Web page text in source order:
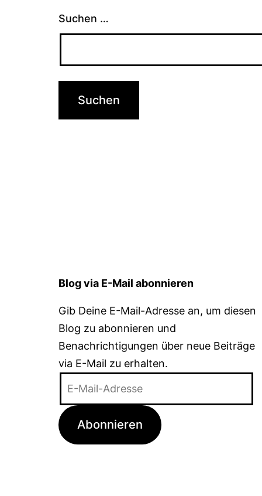
Suchen …
Blog via E-Mail abonnieren
Gib Deine E-Mail-Adresse an, um diesen
Blog zu abonnieren und
Benachrichtigungen über neue Beiträge
via E-Mail zu erhalten.
Adresse
Abonnieren